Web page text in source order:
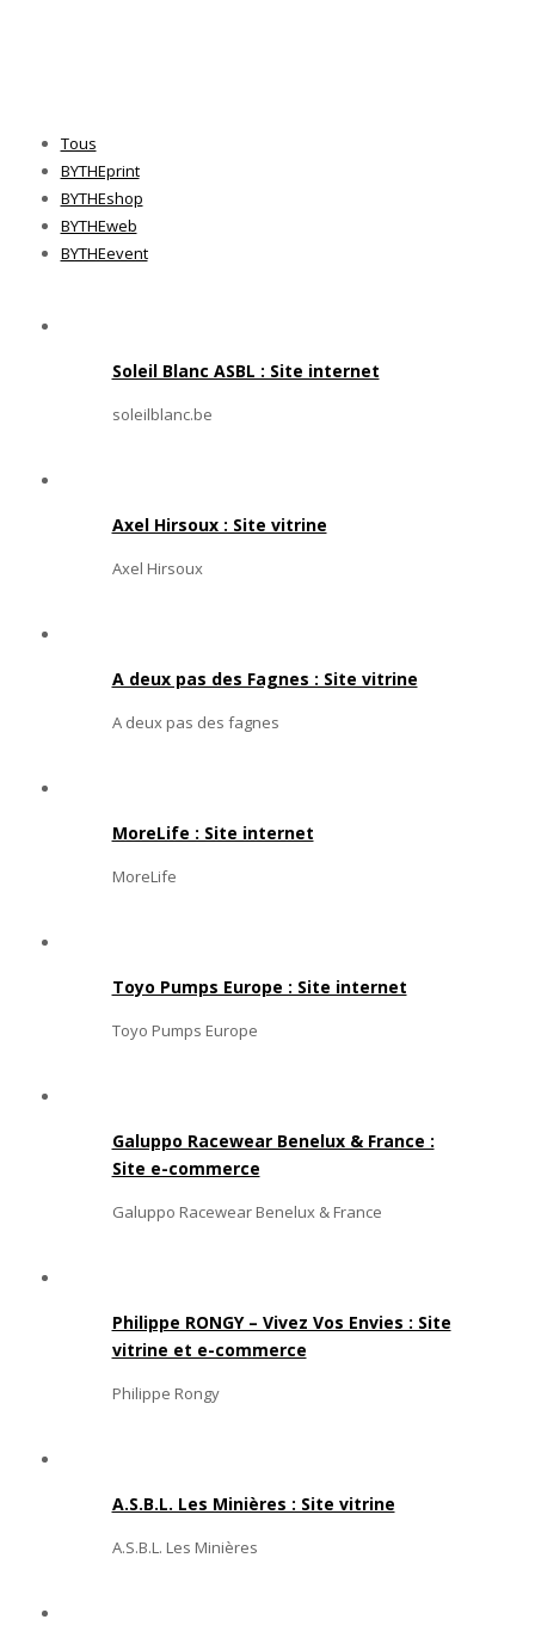
Tous
BYTHEprint
BYTHEshop
BYTHEweb
BYTHEevent
Soleil Blanc ASBL : Site internet
soleilblanc.be
Axel Hirsoux : Site vitrine
Axel Hirsoux
A deux pas des Fagnes : Site vitrine
A deux pas des fagnes
MoreLife : Site internet
MoreLife
Toyo Pumps Europe : Site internet
Toyo Pumps Europe
Galuppo Racewear Benelux & France :
Site e-commerce
Galuppo Racewear Benelux & France
Philippe RONGY – Vivez Vos Envies : Site
vitrine et e-commerce
Philippe Rongy
A.S.B.L. Les Minières : Site vitrine
A.S.B.L. Les Minières